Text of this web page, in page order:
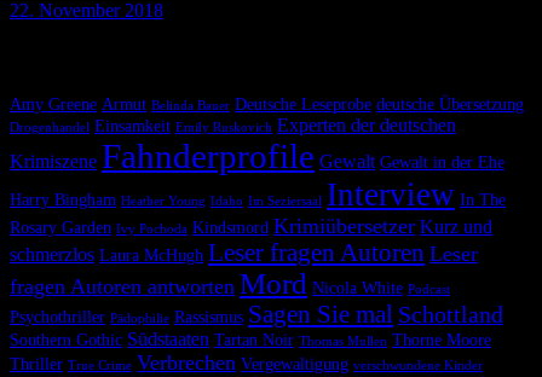
22. November 2018
Amy Greene Armut Belinda Bauer Deutsche Leseprobe deutsche Übersetzung
Drogenhandel Einsamkeit Emily Ruskovich Experten der deutschen
Krimiszene Fahnderprofile Gewalt Gewalt in der Ehe
Harry Bingham Heather Young Idaho Im Seziersaal Interview In The
Rosary Garden Ivy Pochoda Kindsmord Krimiübersetzer Kurz und
schmerzlos Laura McHugh Leser fragen Autoren Leser
fragen Autoren antworten Mord Nicola White Podcast
Psychothriller Pädophilie Rassismus Sagen Sie mal Schottland
Southern Gothic Südstaaten Tartan Noir Thomas Mullen Thorne Moore
Thriller True Crime Verbrechen Vergewaltigung verschwundene Kinder